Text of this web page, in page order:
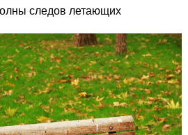
следов летающих